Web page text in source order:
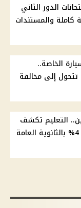
الدور الثاني
كاملة والمستندات
الخاصة..
إلى مخالفة
التعليم تكشف